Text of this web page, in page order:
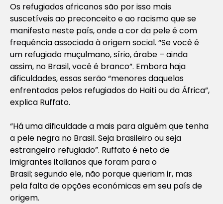
Os refugiados africanos são por isso mais
suscetíveis ao preconceito e ao racismo que se
manifesta neste país, onde a cor da pele é com
frequência associada à origem social. “Se você é
um refugiado muçulmano, sírio, árabe – ainda
assim, no Brasil, você é branco”. Embora haja
dificuldades, essas serão “menores daquelas
enfrentadas pelos refugiados do Haiti ou da África”,
explica Ruffato.
“Há uma dificuldade a mais para alguém que tenha
a pele negra no Brasil. Seja brasileiro ou seja
estrangeiro refugiado”. Ruffato é neto de
imigrantes italianos que foram para o
Brasil; segundo ele, não porque queriam ir, mas
pela falta de opções económicas em seu país de
origem.